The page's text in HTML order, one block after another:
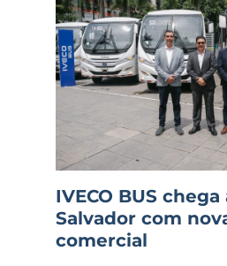
IVECO BUS chega
Salvador com
comercial